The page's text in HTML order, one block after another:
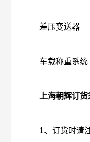
差压变送器
车载称重系统
上海朝辉订货
1、订货时请注